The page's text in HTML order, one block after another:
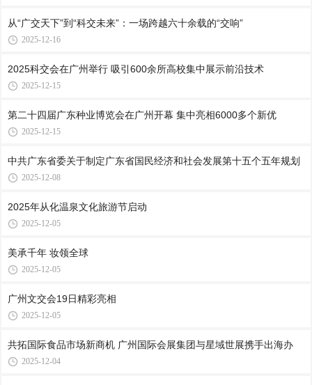
从“广交天下”到“科交未来”：一场跨越六十余载的“交响”
2025-12-16
2025科交会在广州举行 吸引600余所高校集中展示前沿技术
2025-12-15
第二十四届广东种业博览会在广州开幕 集中亮相6000多个新优
2025-12-15
中共广东省委关于制定广东省国民经济和社会发展第十五个五年规划
2025-12-08
2025年从化温泉文化旅游节启动
2025-12-05
美承千年 妆领全球
2025-12-05
广州文交会19日精彩亮相
2025-12-05
共拓国际食品市场新商机 广州国际会展集团与星域世展携手出海办
2025-12-04